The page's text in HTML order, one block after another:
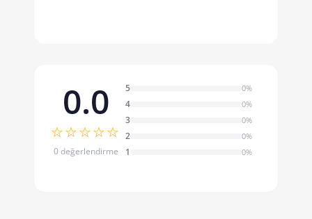
0.0
☆☆☆☆☆
0 değerlendirme
5 0%
4 0%
3 0%
2 0%
1 0%